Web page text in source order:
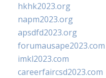
hkhk2023.org
napm2023.org
apsdfd2023.org
forumausape2023.com
imkl2023.com
careerfaircsd2023.com